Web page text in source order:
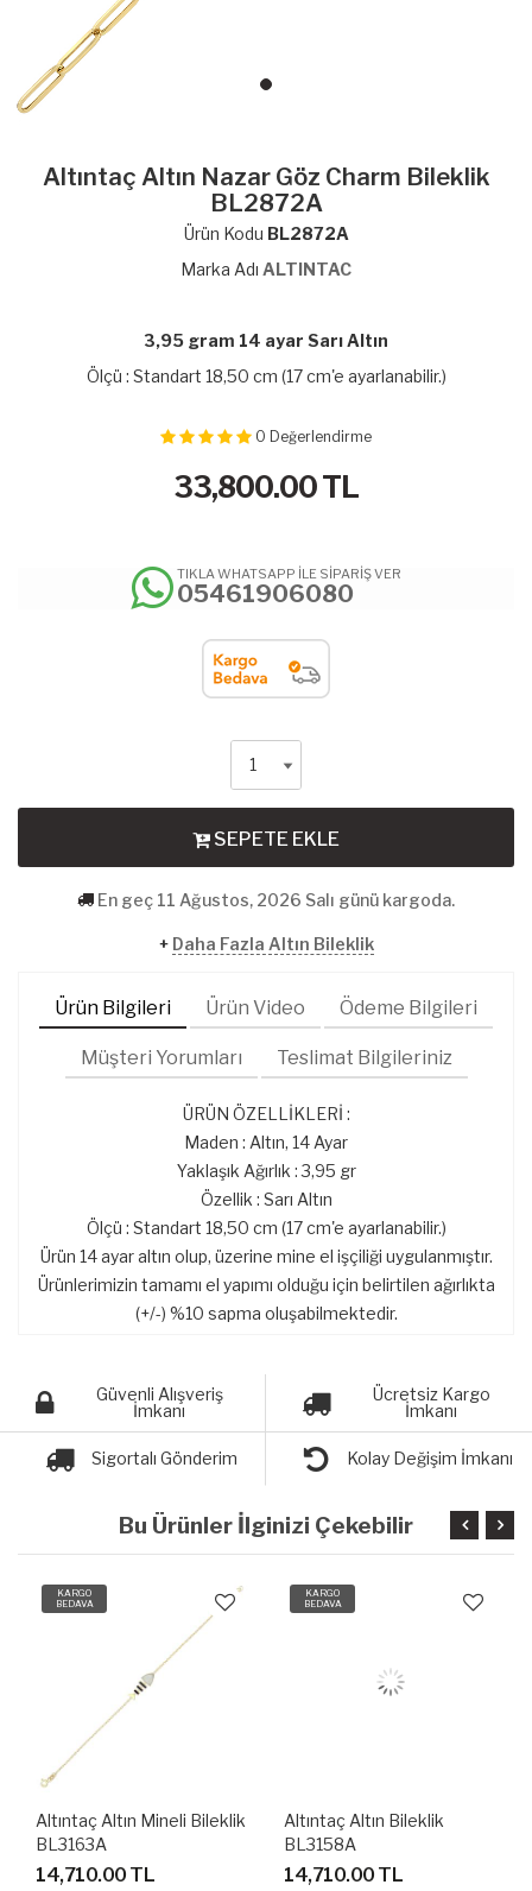
Altıntaç Altın Nazar Göz Charm Bileklik
BL2872A
Ürün Kodu BL2872A
Marka Adı ALTINTAC
3,95 gram 14 ayar Sarı Altın
Ölçü : Standart 18,50 cm (17 cm'e ayarlanabilir.)
0 Değerlendirme
33,800.00TL
TIKLA WHATSAPP İLE SİPARİŞ VER
05461906080
SEPETE EKLE
En geç 11 Ağustos, 2026 Salı günü kargoda.
+ Daha Fazla Altın Bileklik
Ürün Bilgileri Ürün Video Ödeme Bilgileri
Müşteri Yorumları Teslimat Bilgileriniz
ÜRÜN ÖZELLİKLERİ :
Maden : Altın, 14 Ayar
Yaklaşık Ağırlık : 3,95 gr
Özellik : Sarı Altın
Ölçü : Standart 18,50 cm (17 cm'e ayarlanabilir.)
Ürün 14 ayar altın olup, üzerine mine el işçiliği uygulanmıştır.
Ürünlerimizin tamamı el yapımı olduğu için belirtilen ağırlıkta
(+/-) %10 sapma oluşabilmektedir.
Güvenli Alışveriş
İmkanı
Ücretsiz Kargo
İmkanı
Sigortalı Gönderim Kolay Değişim İmkanı
Bu Ürünler İlginizi Çekebilir
KARGO
BEDAVA
Altıntaç Altın Mineli Bileklik
BL3163A
14,710.00 TL
KARGO
BEDAVA
Altıntaç Altın Bileklik
BL3158A
14,710.00 TL